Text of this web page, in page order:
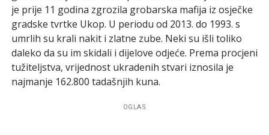
je prije 11 godina zgrozila grobarska mafija iz osječke
gradske tvrtke Ukop. U periodu od 2013. do 1993. s
umrlih su krali nakit i zlatne zube. Neki su išli toliko
daleko da su im skidali i dijelove odjeće. Prema procjeni
tužiteljstva, vrijednost ukradenih stvari iznosila je
najmanje 162.800 tadašnjih kuna.
OGLAS